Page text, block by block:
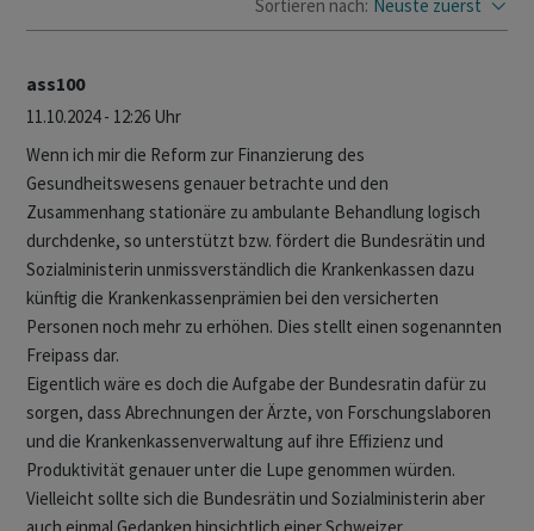
Sortieren nach: Neuste zuerst
ass100
11.10.2024 - 12:26 Uhr
Wenn ich mir die Reform zur Finanzierung des
Gesundheitswesens genauer betrachte und den
Zusammenhang stationäre zu ambulante Behandlung logisch
durchdenke, so unterstützt bzw. fördert die Bundesrätin und
Sozialministerin unmissverständlich die Krankenkassen dazu
künftig die Krankenkassenprämien bei den versicherten
Personen noch mehr zu erhöhen. Dies stellt einen sogenannten
Freipass dar.
Eigentlich wäre es doch die Aufgabe der Bundesratin dafür zu
sorgen, dass Abrechnungen der Ärzte, von Forschungslaboren
und die Krankenkassenverwaltung auf ihre Effizienz und
Produktivität genauer unter die Lupe genommen würden.
Vielleicht sollte sich die Bundesrätin und Sozialministerin aber